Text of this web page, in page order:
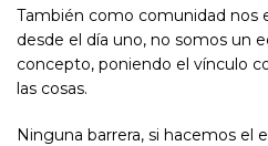
También como comunidad nos
desde el día uno, no somos un
concepto, poniendo el vínculo
las cosas.
Ninguna barrera, si hacemos el